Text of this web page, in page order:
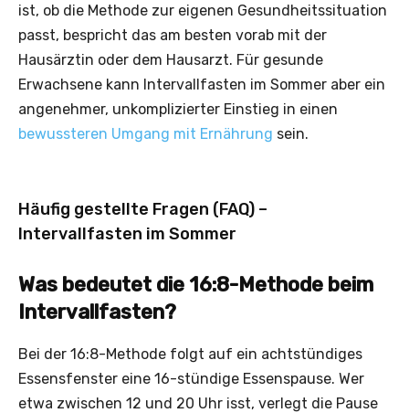
ist, ob die Methode zur eigenen Gesundheitssituation
passt, bespricht das am besten vorab mit der
Hausärztin oder dem Hausarzt. Für gesunde
Erwachsene kann Intervallfasten im Sommer aber ein
angenehmer, unkomplizierter Einstieg in einen
bewussteren Umgang mit Ernährung sein.
Häufig gestellte Fragen (FAQ) –
Intervallfasten im Sommer
Was bedeutet die 16:8-Methode beim
Intervallfasten?
Bei der 16:8-Methode folgt auf ein achtstündiges
Essensfenster eine 16-stündige Essenspause. Wer
etwa zwischen 12 und 20 Uhr isst, verlegt die Pause